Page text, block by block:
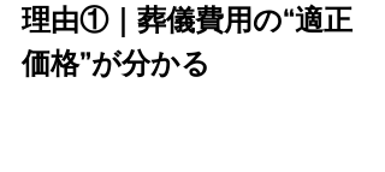
理由①｜葬儀費用の“適正
価格”が分かる